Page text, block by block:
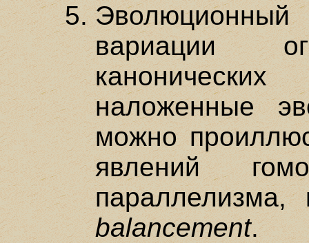
Эволюционный
вариации
наложенные
можно
явлений
balancement.